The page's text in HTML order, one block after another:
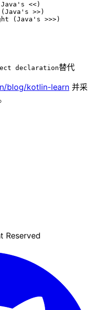
's <<)
s >>)
(Java 's >>>)
declaration替代
blog/kotlin-learn 并采
Reserved